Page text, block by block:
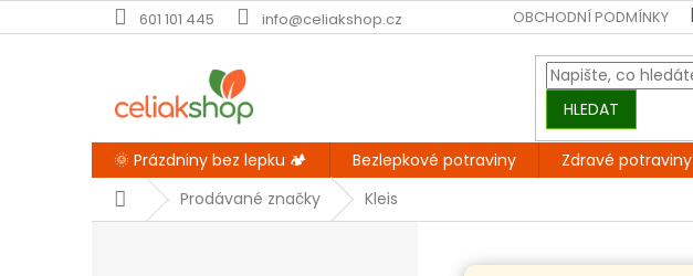
na
601 101 445 info@celiakshop.cz OBCHODNÍ PODMÍNKY
HLEDAT
🌞 Prázdniny bez lepku 🏕️ Bezlepkové potraviny Zdravé potraviny
DomůProdávané značky Kleis